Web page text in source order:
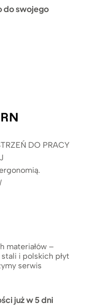
do swojego
DO PRACY
materiałów –
i polskich płyt
serwis
już w 5 dni